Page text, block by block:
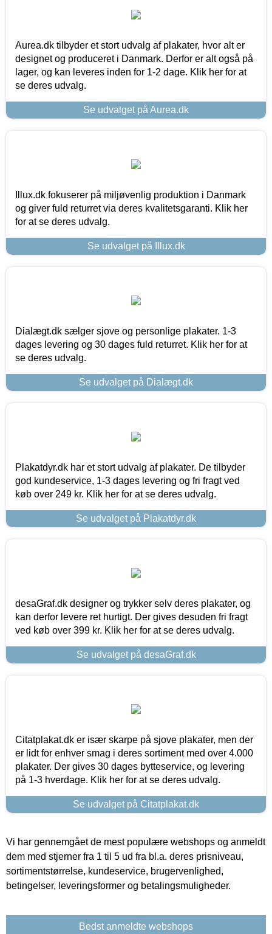
Aurea.dk tilbyder et stort udvalg af plakater, hvor alt er
designet og produceret i Danmark. Derfor er alt også på
lager, og kan leveres inden for 1-2 dage. Klik her for at
se deres udvalg.
Se udvalget på Aurea.dk
Illux.dk fokuserer på miljøvenlig produktion i Danmark
og giver fuld returret via deres kvalitetsgaranti. Klik her
for at se deres udvalg.
Se udvalget på Illux.dk
Dialægt.dk sælger sjove og personlige plakater. 1-3
dages levering og 30 dages fuld returret. Klik her for at
se deres udvalg.
Se udvalget på Dialægt.dk
Plakatdyr.dk har et stort udvalg af plakater. De tilbyder
god kundeservice, 1-3 dages levering og fri fragt ved
køb over 249 kr. Klik her for at se deres udvalg.
Se udvalget på Plakatdyr.dk
desaGraf.dk designer og trykker selv deres plakater, og
kan derfor levere ret hurtigt. Der gives desuden fri fragt
ved køb over 399 kr. Klik her for at se deres udvalg.
Se udvalget på desaGraf.dk
Citatplakat.dk er især skarpe på sjove plakater, men der
er lidt for enhver smag i deres sortiment med over 4.000
plakater. Der gives 30 dages bytteservice, og levering
på 1-3 hverdage. Klik her for at se deres udvalg.
Se udvalget på Citatplakat.dk
Vi har gennemgået de mest populære webshops og anmeldt
dem med stjerner fra 1 til 5 ud fra bl.a. deres prisniveau,
sortimentstørrelse, kundeservice, brugervenlighed,
betingelser, leveringsformer og betalingsmuligheder.
Bedst anmeldte webshops